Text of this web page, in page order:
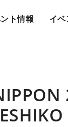
ト情報 イ